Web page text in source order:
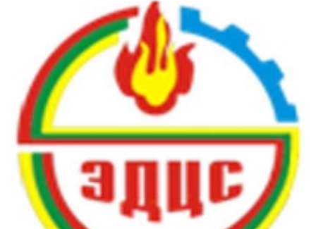
Эрдэнэтийн ДЦС ТӨХК